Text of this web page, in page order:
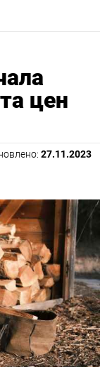
цен
27.11.2023